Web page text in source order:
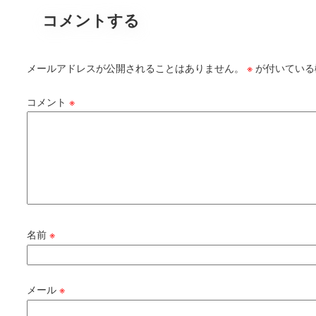
コメントする
メールアドレスが公開されることはありません。 ※が付いてい
コメント ※
名前※
メール※